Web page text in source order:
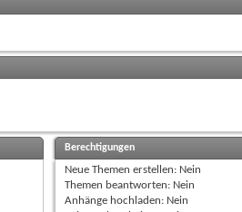
Berechtigungen
Neue Themen erstellen: Nein
Themen beantworten: Nein
Anhänge hochladen: Nein